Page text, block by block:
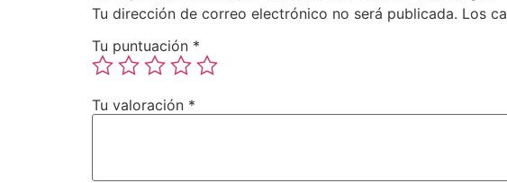
Tu dirección de correo electrónico no será publicada. Los
Tu puntuación *
Tu valoración *